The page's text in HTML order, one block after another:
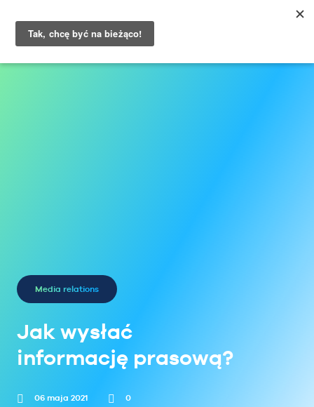
Opinie Klientów
Biuro prasowe
Media relations
Jak wysłać
informację prasową?
06 maja 2021 0